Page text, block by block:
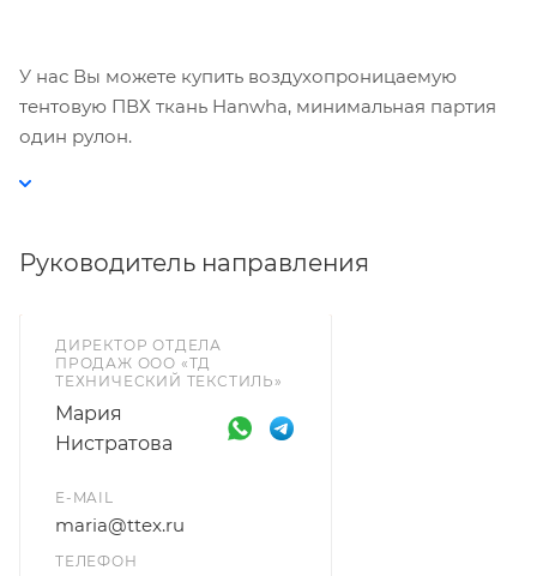
У нас Вы можете купить воздухопроницаемую
тентовую ПВХ ткань Hanwha, минимальная партия
один рулон.
Руководитель направления
ДИРЕКТОР ОТДЕЛА
ПРОДАЖ ООО «ТД
ТЕХНИЧЕСКИЙ ТЕКСТИЛЬ»
Мария
Нистратова
E-MAIL
maria@ttex.ru
ТЕЛЕФОН